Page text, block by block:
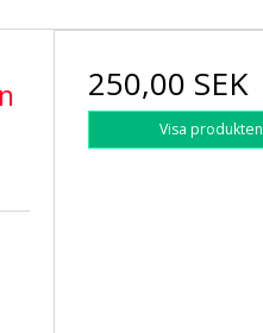
250,00 SEK
Visa produkten